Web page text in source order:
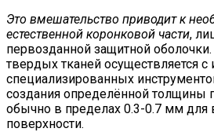
Это вмешательство приводит к
естественной коронковой части,
первозданной защитной
твердых тканей осуществляется
специализированных
создания определённой толщины
обычно в пределах 0.3-0.7 мм для
поверхности.